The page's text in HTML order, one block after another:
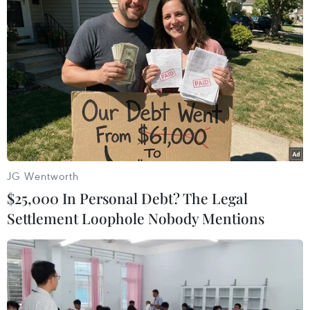
quy định để thí điểm thi trên máy tính khi có đủ
điều kiện theo lộ trình như đã công bố trong
Phương án thi, thí điểm dần từ năm 2027 và khi
đủ điều kiện triển khai đại trà sau năm 2030./.
(Vietnam+)
JG Wentworth
$25,000 In Personal Debt? The Legal
Settlement Loophole Nobody Mentions